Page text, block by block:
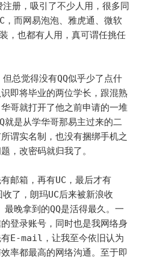
注册，吸引了不少人用，很多同
，而网易泡泡、雅虎通、微软
，也都有人用，真可谓任挑任
总觉得没有QQ似乎少了点什
即将毕业的两位学长，跟混熟
哥就打开了他之前申请的一堆
就是从学华哥那易主过来的二
谓实名制，也没有捆绑手机之
，改密码就归我了。
邮箱，再有UC，最后才有
了，朗玛UC后来被新浪收
晚拿到的QQ是活得最久。一
登录账号，同时也是我网络身
有E-mail，让我至今依旧认为
率都最高的网络沟通。至于即